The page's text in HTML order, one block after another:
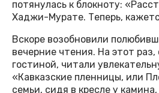
потянулась к блокноту:
Хаджи-Мурате. Теперь,
Вскоре возобновили
вечерние чтения. На этот раз,
гостиной, читали
«Кавказские пленницы, или
семьи, сидя в кресле у